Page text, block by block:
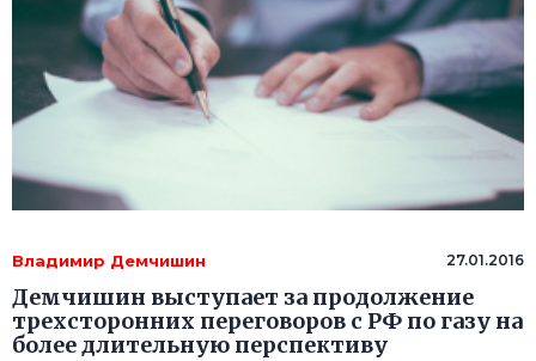
Владимир Демчишин 27.01.2016
Демчишин выступает за продолжение
трехсторонних переговоров с РФ по газу на
более длительную перспективу